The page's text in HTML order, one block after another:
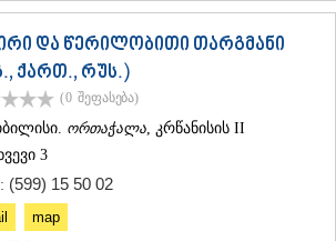
და წერილობითი თარგმანი
ქართ., რუს.)
(0 შეფასება)
ორთაჭალა , კრწანისის II
3
(599) 15 50 02
map